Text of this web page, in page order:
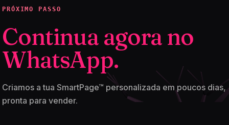
PRÓXIMO PASSO
Continua agora no
WhatsApp.
Criamos a tua SmartPage™ personalizada em poucos dias,
pronta para vender.